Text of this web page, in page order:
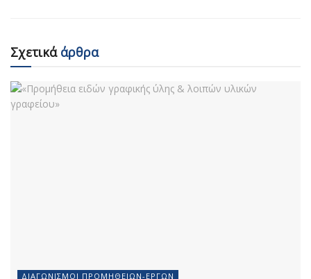
Σχετικάάρθρα
ΔΙΑΓΩΝΙΣΜΟΊ ΠΡΟΜΗΘΕΙΏΝ-ΈΡΓΩΝ